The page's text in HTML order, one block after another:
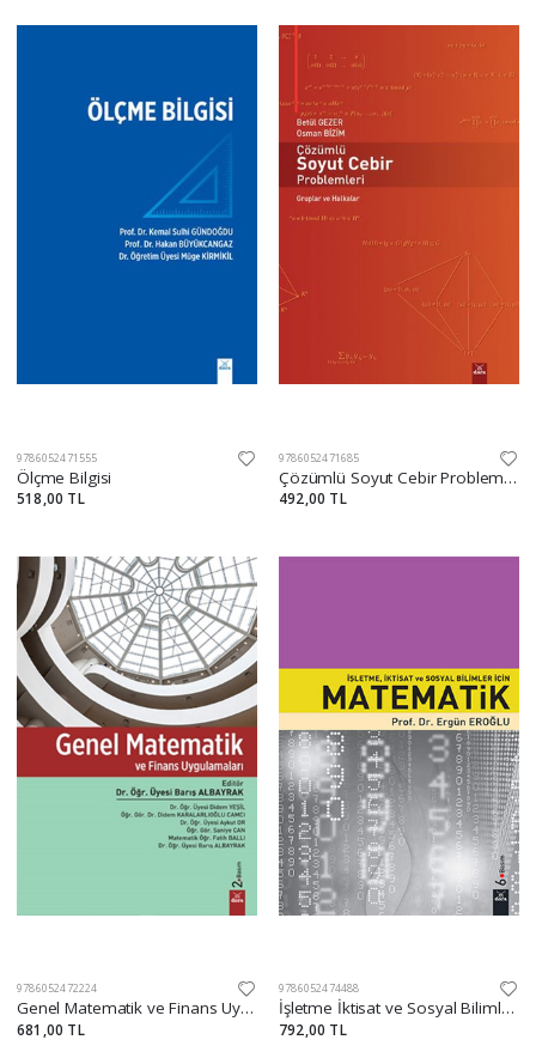
9786052471555
Ölçme Bilgisi
518,00 TL
9786052471685
Çözümlü Soyut Cebir Problemleri
492,00 TL
9786052472224
Genel Matematik ve Finans Uygulamaları
681,00 TL
9786052474488
İşletme İktisat ve Sosyal Bilimler İçin Matematik
792,00 TL